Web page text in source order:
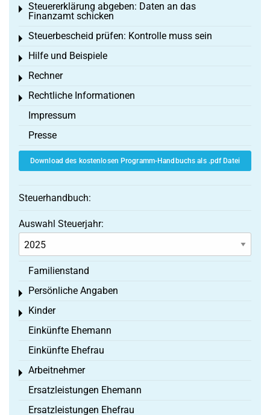
Steuererklärung abgeben: Daten an das
Finanzamt schicken
Toggle menu
Steuerbescheid prüfen: Kontrolle muss sein
Toggle menu
Hilfe und Beispiele
Toggle menu
Rechner
Toggle menu
Rechtliche Informationen
Toggle menu
Impressum
Presse
Download des kostenlosen Programm-Handbuchs als .pdf Datei
Steuerhandbuch:
Auswahl Steuerjahr:
Familienstand
Persönliche Angaben
Toggle menu
Kinder
Toggle menu
Einkünfte Ehemann
Einkünfte Ehefrau
Arbeitnehmer
Toggle menu
Ersatzleistungen Ehemann
Ersatzleistungen Ehefrau